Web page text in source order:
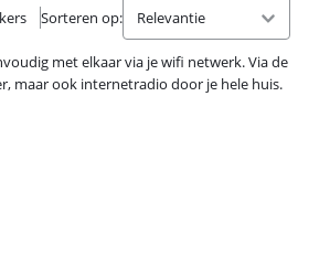
Sorteren op:
met elkaar via je wifi netwerk. Via de
maar ook internetradio door je hele huis.